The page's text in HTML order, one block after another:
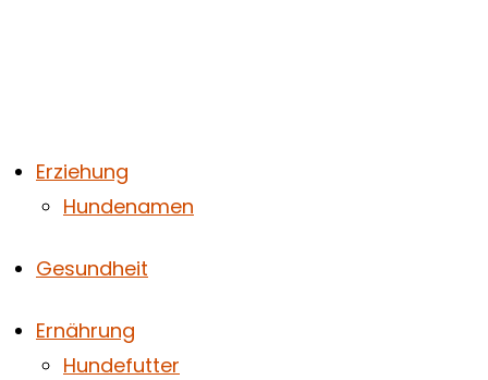
Erziehung
Hundenamen
Gesundheit
Ernährung
Hundefutter